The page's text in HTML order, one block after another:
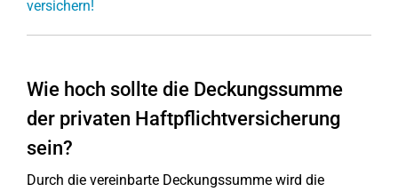
versichern!
Wie hoch sollte die Deckungssumme
der privaten Haftpflichtversicherung
sein?
Durch die vereinbarte Deckungssumme wird die